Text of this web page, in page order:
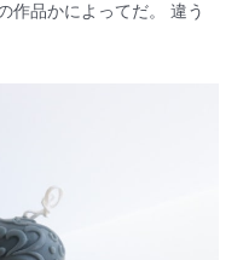
作品かによってだ。 違う